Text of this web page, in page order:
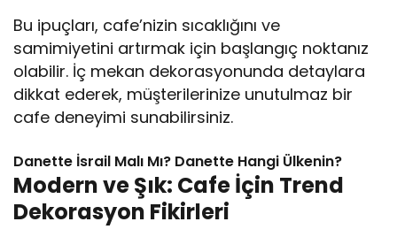
Bu ipuçları, cafe’nizin sıcaklığını ve
samimiyetini artırmak için başlangıç ​​noktanız
olabilir. İç mekan dekorasyonunda detaylara
dikkat ederek, müşterilerinize unutulmaz bir
cafe deneyimi sunabilirsiniz.
Danette İsrail Malı Mı? Danette Hangi Ülkenin?
Modern ve Şık: Cafe İçin Trend
Dekorasyon Fikirleri